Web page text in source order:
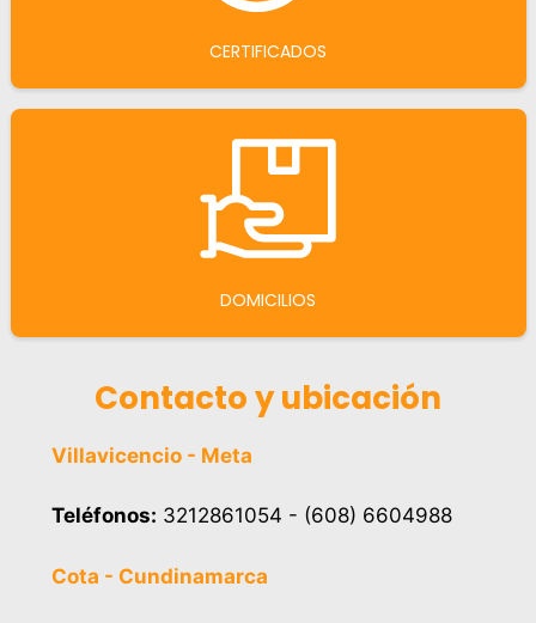
CERTIFICADOS
DOMICILIOS
Contacto y ubicación
Villavicencio - Meta
Teléfonos: 3212861054 - (608) 6604988
Cota - Cundinamarca